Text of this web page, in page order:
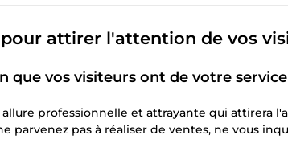
attirer l'attention de vos
que vos visiteurs ont de votre service
professionnelle et attrayante qui attirera
parvenez pas à réaliser de ventes, ne vous